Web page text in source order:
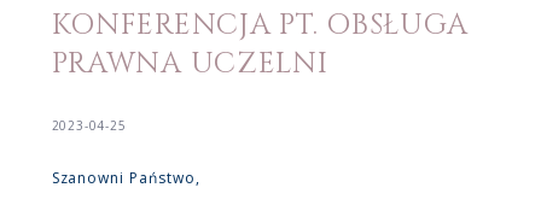
KONFERENCJA PT. OBSŁUGA
PRAWNA UCZELNI
2023-04-25
Szanowni Państwo,